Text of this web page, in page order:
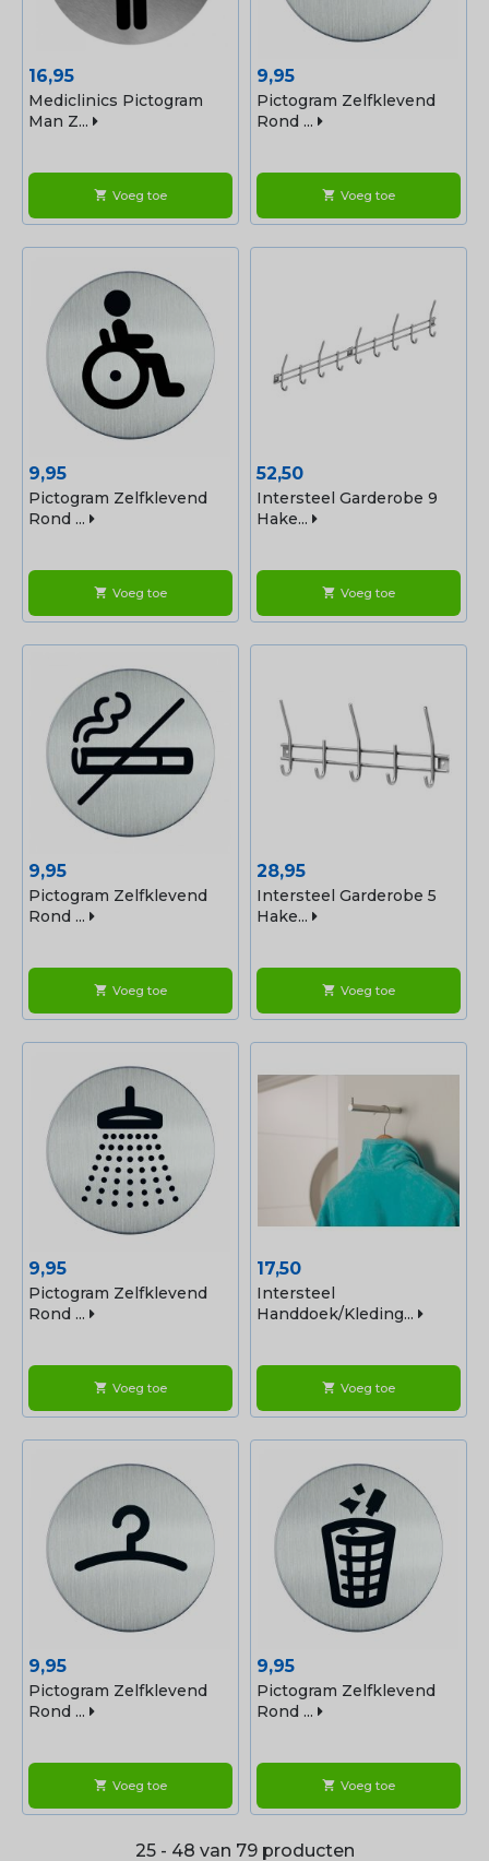
Prijs
16,95
Mediclinics Pictogram
Man Z...
shopping_cart Voeg toe
Prijs
9,95
Pictogram Zelfklevend
Rond ...
shopping_cart Voeg toe
Prijs
9,95
Pictogram Zelfklevend
Rond ...
shopping_cart Voeg toe
Prijs
52,50
Intersteel Garderobe 9
Hake...
shopping_cart Voeg toe
Prijs
9,95
Pictogram Zelfklevend
Rond ...
shopping_cart Voeg toe
Prijs
28,95
Intersteel Garderobe 5
Hake...
shopping_cart Voeg toe
Prijs
9,95
Pictogram Zelfklevend
Rond ...
shopping_cart Voeg toe
Prijs
17,50
Intersteel
Handdoek/kleding...
shopping_cart Voeg toe
Prijs
9,95
Pictogram Zelfklevend
Rond ...
shopping_cart Voeg toe
Prijs
9,95
Pictogram Zelfklevend
Rond ...
shopping_cart Voeg toe
25 - 48 van 79 producten